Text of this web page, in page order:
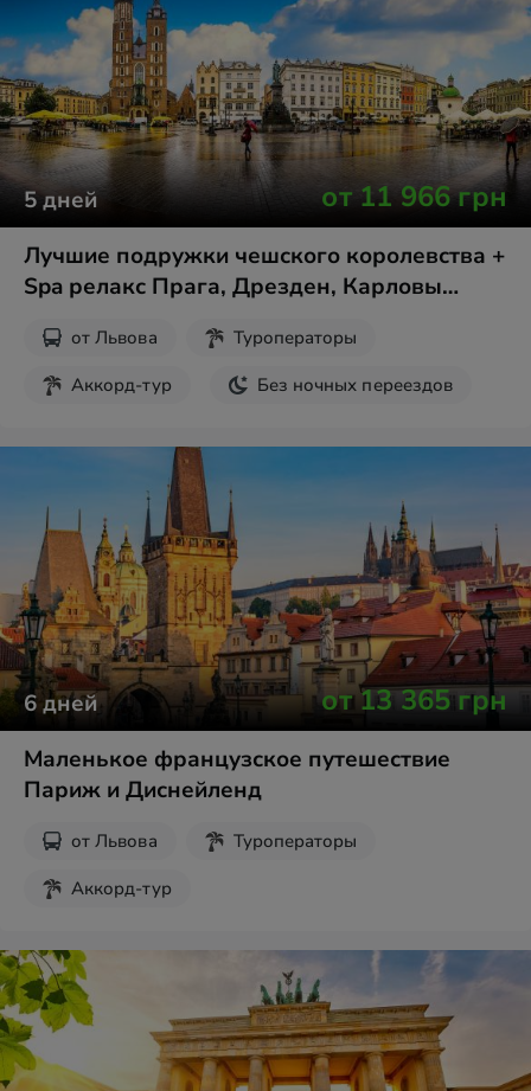
5дней от11 966грн
Лучшие подружки чешского королевства +
Spa релакс Прага, Дрезден, Карловы
от Львова
Туроператоры
Аккорд-тур
Без ночных переездов
6дней от13 365грн
Маленькое французское путешествие
Париж и Диснейленд
от Львова
Туроператоры
Аккорд-тур